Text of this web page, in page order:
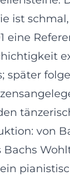
ist
eine
später
von
Bachs